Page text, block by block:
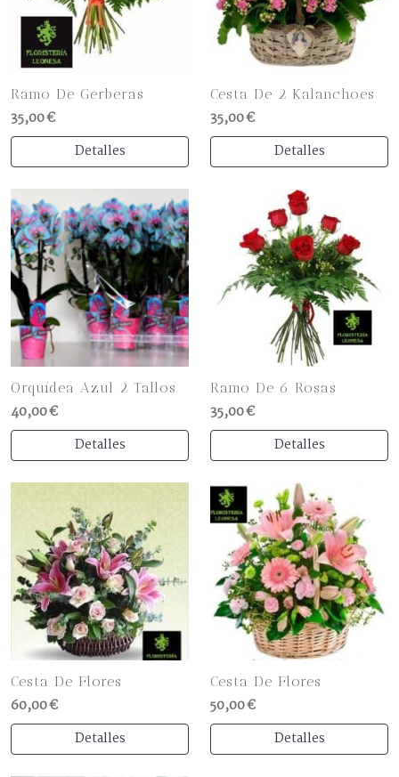
Ramo De Gerberas
35,00 €
Detalles
Cesta De 2 Kalanchoes
35,00 €
Detalles
Orquídea Azul 2 Tallos
40,00 €
Detalles
Ramo De 6 Rosas
35,00 €
Detalles
Cesta De Flores
60,00 €
Detalles
Cesta De Flores
50,00 €
Detalles